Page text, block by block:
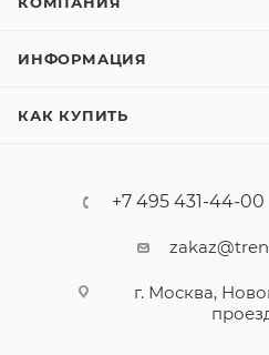
ИНФОРМАЦИЯ
КАК КУПИТЬ
+7 495 431-44-00
г. Москва,